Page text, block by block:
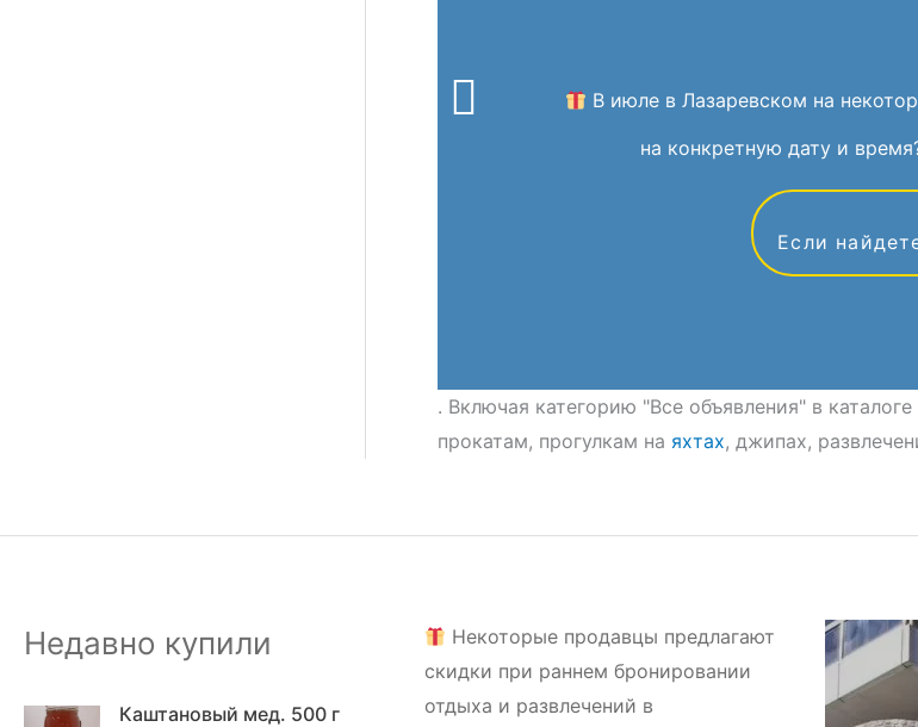
В июле в Лазаревском на
на конкретную дату и
Если
. Включая категорию "Все объявления" в
прокатам, прогулкам на яхтах, джипах,
Недавно купили
Каштановый мед. 500 г
Некоторые продавцы предлагают
скидки при раннем бронировании
отдыха и развлечений в